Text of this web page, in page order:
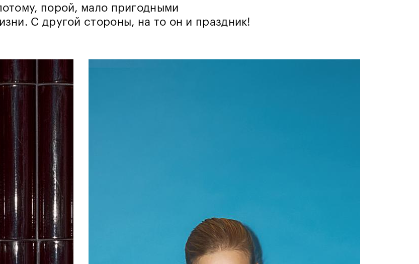
порой, мало пригодными
С другой стороны, на то он и праздник!